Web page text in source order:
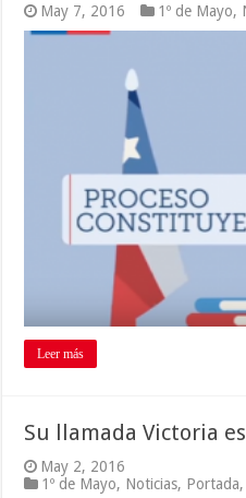
May 7, 2016 1º de Mayo,
Leer más
Su llamada Victoria
May 2, 2016
1º de Mayo, Noticias, Portada,